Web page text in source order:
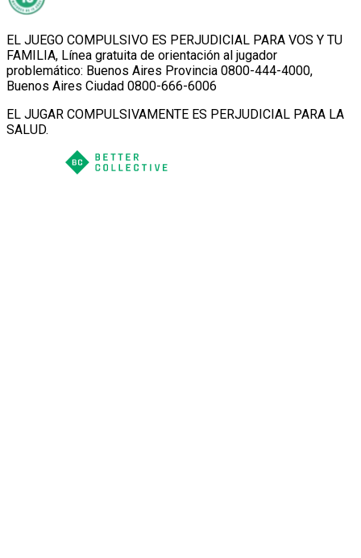
EL JUEGO COMPULSIVO ES PERJUDICIAL PARA VOS Y TU
FAMILIA, Línea gratuita de orientación al jugador
problemático: Buenos Aires Provincia 0800-444-4000,
Buenos Aires Ciudad 0800-666-6006
EL JUGAR COMPULSIVAMENTE ES PERJUDICIAL PARA LA
SALUD.